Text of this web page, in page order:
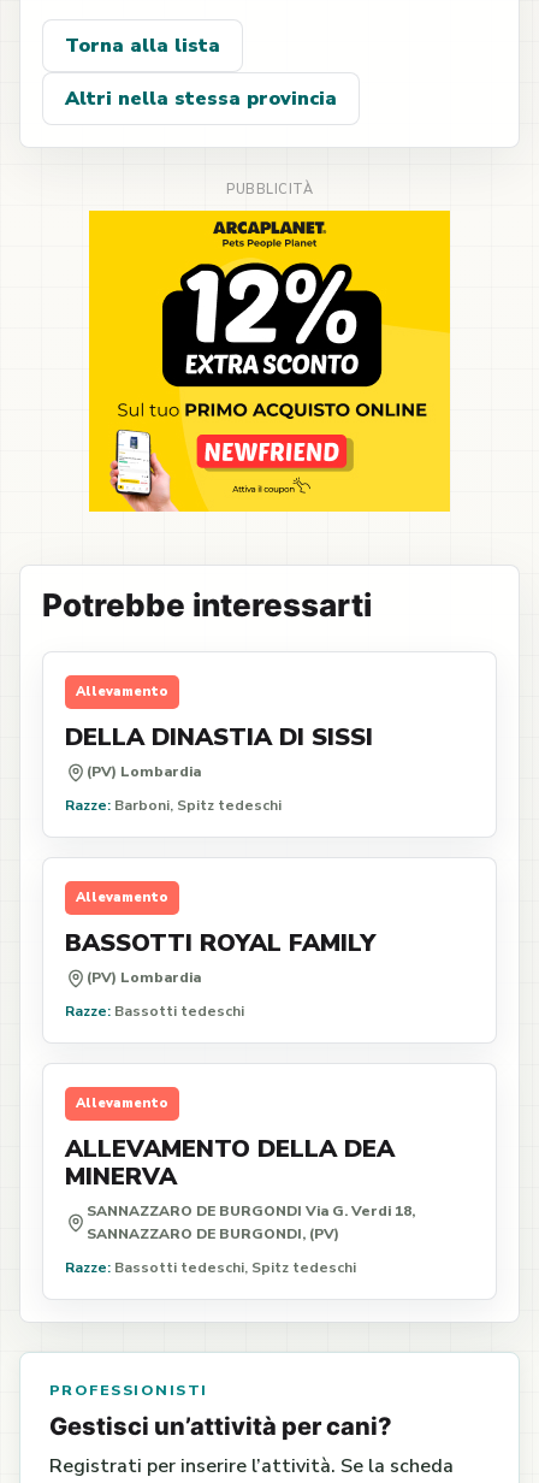
Torna alla lista
Altri nella stessa provincia
Potrebbe interessarti
Allevamento
DELLA DINASTIA DI SISSI
(PV) Lombardia
Razze: Barboni, Spitz tedeschi
Allevamento
BASSOTTI ROYAL FAMILY
(PV) Lombardia
Razze: Bassotti tedeschi
Allevamento
ALLEVAMENTO DELLA DEA
MINERVA
SANNAZZARO DE BURGONDI Via G. Verdi 18,
SANNAZZARO DE BURGONDI, (PV)
Razze: Bassotti tedeschi, Spitz tedeschi
PROFESSIONISTI
Gestisci un’attività per cani?
Registrati per inserire l’attività. Se la scheda